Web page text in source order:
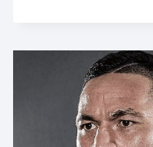
DAVID